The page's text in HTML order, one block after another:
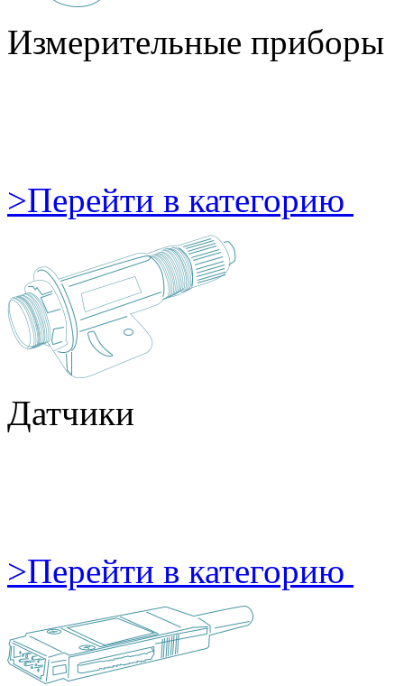
Измерительные приборы
>Перейти в категорию
Датчики
>Перейти в категорию